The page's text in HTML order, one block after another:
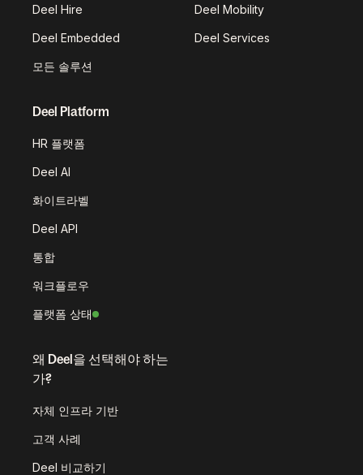
Deel Hire Deel Mobility
Deel Embedded Deel Services
모든 솔루션
Deel Platform
HR 플랫폼
Deel AI
화이트라벨
Deel API
통합
워크플로우
플랫폼 상태
왜 Deel을 선택해야 하는
가?
자체 인프라 기반
고객 사례
Deel 비교하기